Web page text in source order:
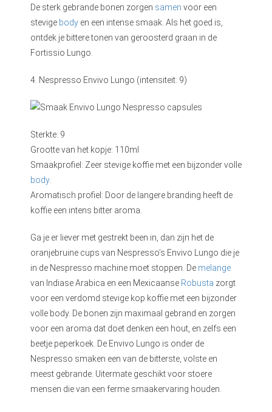
De sterk gebrande bonen zorgen samen voor een
stevige body en een intense smaak. Als het goed is,
ontdek je bittere tonen van geroosterd graan in de
Fortissio Lungo.
4. Nespresso Envivo Lungo (intensiteit: 9)
Sterkte: 9
Grootte van het kopje: 110ml
Smaakprofiel: Zeer stevige koffie met een bijzonder volle
body
Aromatisch profiel: Door de langere branding heeft de
koffie een intens bitter aroma.
Ga je er liever met gestrekt been in, dan zijn het de
oranjebruine cups van Nespresso’s Envivo Lungo die je
in de Nespresso machine moet stoppen. De melange
van Indiase Arabica en een Mexicaanse Robusta zorgt
voor een verdomd stevige kop koffie met een bijzonder
volle body. De bonen zijn maximaal gebrand en zorgen
voor een aroma dat doet denken een hout, en zelfs een
beetje peperkoek. De Envivo Lungo is onder de
Nespresso smaken een van de bitterste, volste en
meest gebrande. Uitermate geschikt voor stoere
mensen die van een ferme smaakervaring houden.